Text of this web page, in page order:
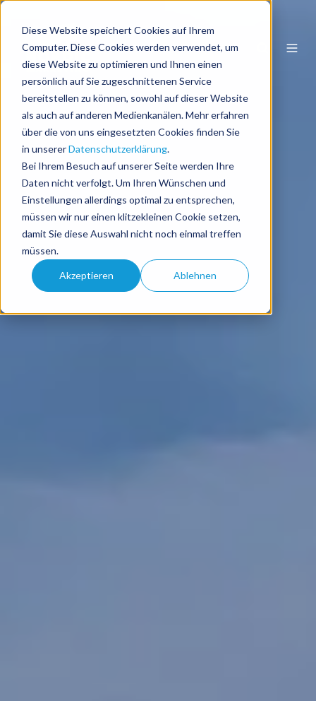
Diese Website speichert Cookies auf Ihrem
Computer. Diese Cookies werden verwendet, um
diese Website zu optimieren und Ihnen einen
persönlich auf Sie zugeschnittenen Service
bereitstellen zu können, sowohl auf dieser Website
als auch auf anderen Medienkanälen. Mehr erfahren
über die von uns eingesetzten Cookies finden Sie
in unsererDatenschutzerklärung.
Bei Ihrem Besuch auf unserer Seite werden Ihre
Daten nicht verfolgt. Um Ihren Wünschen und
Einstellungen allerdings optimal zu entsprechen,
müssen wir nur einen klitzekleinen Cookie setzen,
damit Sie diese Auswahl nicht noch einmal treffen
müssen.
Akzeptieren Ablehnen
DE